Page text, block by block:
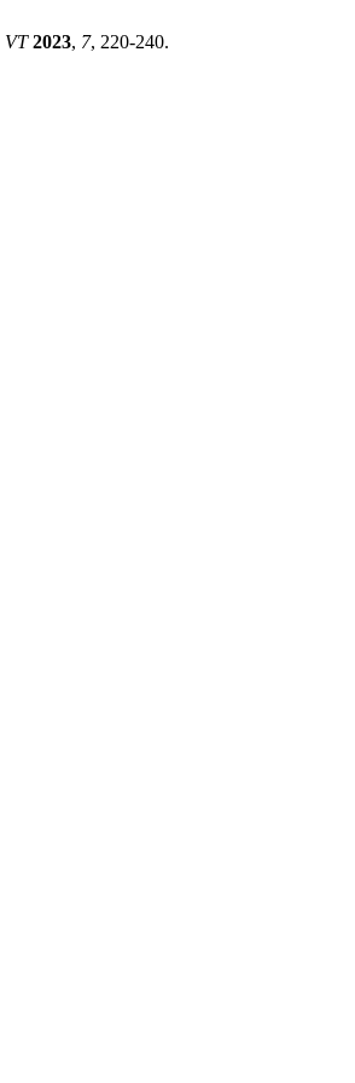
VT 2023, 7, 220-240.